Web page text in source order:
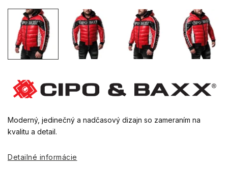
Moderný, jedinečný a nadčasový dizajn so zameraním na
kvalitu a detail.
Detailné informácie